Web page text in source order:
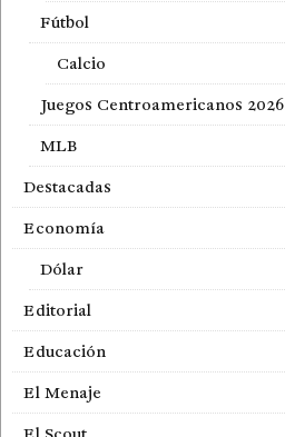
Fútbol
Calcio
Juegos Centroamericanos 2026
MLB
Destacadas
Economía
Dólar
Editorial
Educación
El Menaje